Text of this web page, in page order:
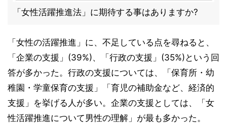
「女性活躍推進法」に期待する事はありますか?
「女性の活躍推進」に、不足している点を尋ねると、
「企業の支援」(39%)、「行政の支援」(35%)という回
答が多かった。行政の支援については、「保育所・幼
稚園・学童保育の支援」「育児の補助金など、経済的
支援」を挙げる人が多い。企業の支援としては、「女
性活躍推進について男性の理解」が最も多かった。